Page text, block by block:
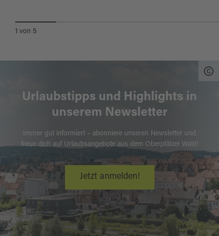
Naaber Straße 5 b
Tel. +49 9635 / 9249975
1 von 5
Urlaubstipps und Highlights in
unserem Newsletter
Immer gut informiert – abonniere unseren Newsletter und
freue dich auf Urlaubsangebote aus dem Oberpfälzer Wald!
Jetzt anmelden!